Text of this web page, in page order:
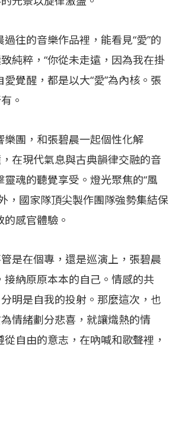
往的音樂作品裡，能看見“愛”的
純粹，“你從未走遠，因為我在掛
覺醒，都是以大“愛”為內核。張
。
團，和張碧晨一起個性化解
在現代氣息與古典韻律交融的音
魂的聽覺享受。燈光聚焦的“風
，國家隊頂尖製作團隊強勢集結保
感官體驗。
是在個專，還是巡演上，張碧晨
納原原本本的自己。情感的共
明是自我的投射。那麼這次，也
情緒劃分悲喜，就讓熾熱的情
自由的意志，在吶喊和歌聲裡，